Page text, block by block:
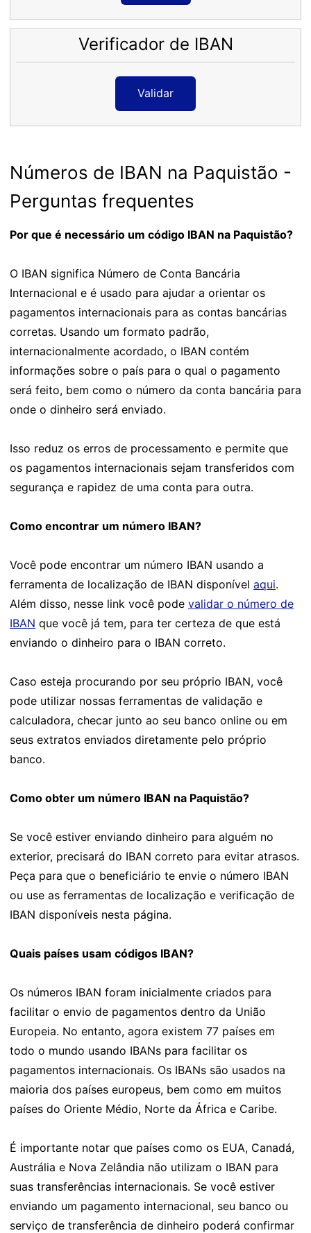
Verificador de IBAN
Validar
Números de IBAN na Paquistão -
Perguntas frequentes
Por que é necessário um código IBAN na Paquistão?
O IBAN significa Número de Conta Bancária
Internacional e é usado para ajudar a orientar os
pagamentos internacionais para as contas bancárias
corretas. Usando um formato padrão,
internacionalmente acordado, o IBAN contém
informações sobre o país para o qual o pagamento
será feito, bem como o número da conta bancária para
onde o dinheiro será enviado.
Isso reduz os erros de processamento e permite que
os pagamentos internacionais sejam transferidos com
segurança e rapidez de uma conta para outra.
Como encontrar um número IBAN?
Você pode encontrar um número IBAN usando a
ferramenta de localização de IBAN disponível aqui.
Além disso, nesse link você pode validar o número de
IBAN que você já tem, para ter certeza de que está
enviando o dinheiro para o IBAN correto.
Caso esteja procurando por seu próprio IBAN, você
pode utilizar nossas ferramentas de validação e
calculadora, checar junto ao seu banco online ou em
seus extratos enviados diretamente pelo próprio
banco.
Como obter um número IBAN na Paquistão?
Se você estiver enviando dinheiro para alguém no
exterior, precisará do IBAN correto para evitar atrasos.
Peça para que o beneficiário te envie o número IBAN
ou use as ferramentas de localização e verificação de
IBAN disponíveis nesta página.
Quais países usam códigos IBAN?
Os números IBAN foram inicialmente criados para
facilitar o envio de pagamentos dentro da União
Europeia. No entanto, agora existem 77 países em
todo o mundo usando IBANs para facilitar os
pagamentos internacionais. Os IBANs são usados na
maioria dos países europeus, bem como em muitos
países do Oriente Médio, Norte da África e Caribe.
É importante notar que países como os EUA, Canadá,
Austrália e Nova Zelândia não utilizam o IBAN para
suas transferências internacionais. Se você estiver
enviando um pagamento internacional, seu banco ou
serviço de transferência de dinheiro poderá confirmar